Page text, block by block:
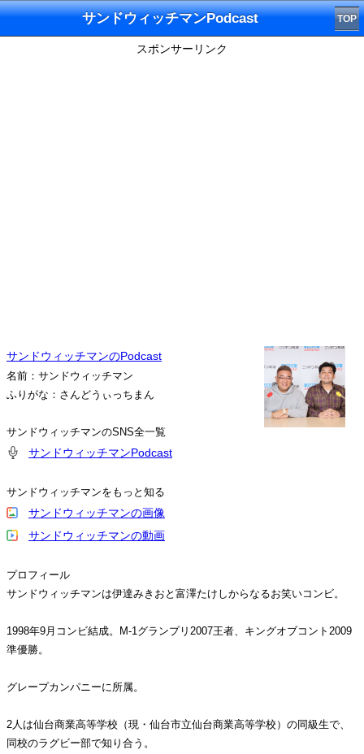
サンドウィッチマンPodcast TOP
スポンサーリンク
サンドウィッチマンのPodcast
名前：サンドウィッチマン
ふりがな：さんどうぃっちまん
サンドウィッチマンのSNS全一覧
サンドウィッチマンPodcast
サンドウィッチマンをもっと知る
サンドウィッチマンの画像
サンドウィッチマンの動画
プロフィール
サンドウィッチマンは伊達みきおと富澤たけしからなるお笑いコンビ。
1998年9月コンビ結成。M-1グランプリ2007王者、キングオブコント2009
準優勝。
グレープカンパニーに所属。
2人は仙台商業高等学校（現・仙台市立仙台商業高等学校）の同級生で、
同校のラグビー部で知り合う。